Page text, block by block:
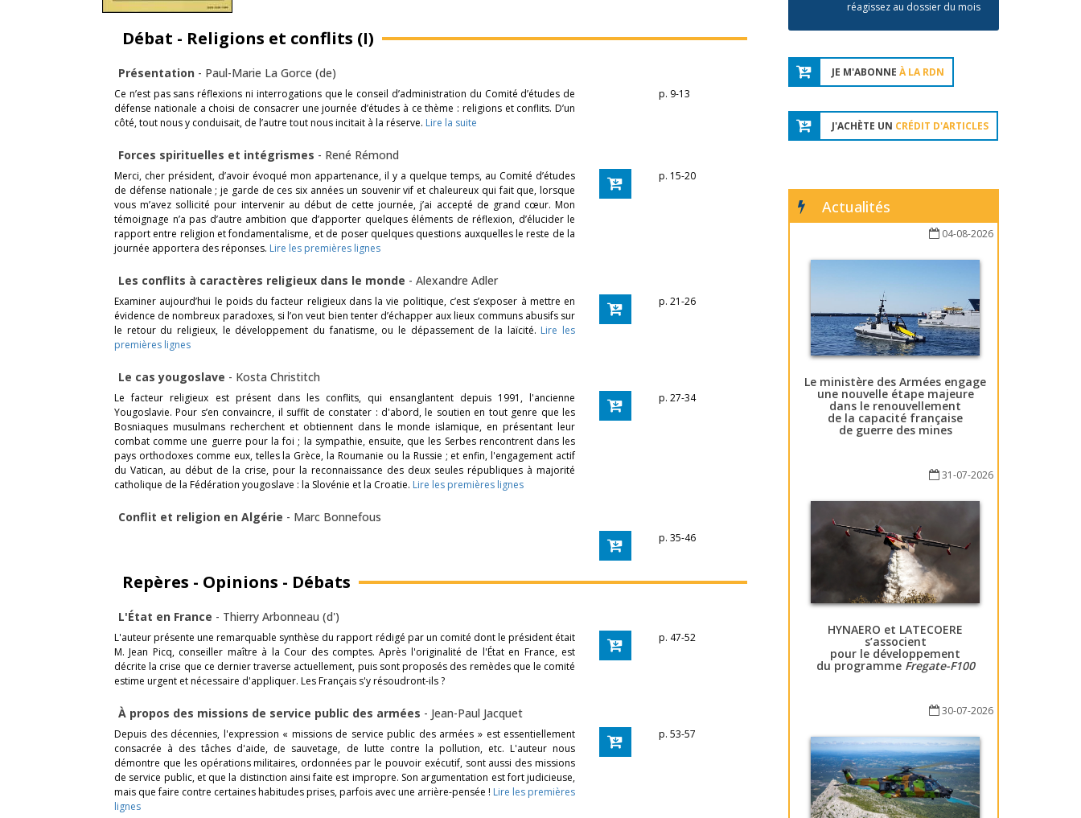
Débat - Religions et conflits (I)
Présentation - Paul-Marie La Gorce (de)
Ce n’est pas sans réflexions ni interrogations que le conseil d’administration du Comité d’études de
défense nationale a choisi de consacrer une journée d’études à ce thème : religions et conflits. D’un
côté, tout nous y conduisait, de l’autre tout nous incitait à la réserve. Lire la suite
p. 9-13
Forces spirituelles et intégrismes - René Rémond
Merci, cher président, d’avoir évoqué mon appartenance, il y a quelque temps, au Comité d’études
de défense nationale ; je garde de ces six années un souvenir vif et chaleureux qui fait que, lorsque
vous m’avez sollicité pour intervenir au début de cette journée, j’ai accepté de grand cœur. Mon
témoignage n’a pas d’autre ambition que d’apporter quelques éléments de réflexion, d’élucider le
rapport entre religion et fondamentalisme, et de poser quelques questions auxquelles le reste de la
journée apportera des réponses. Lire les premières lignes
p. 15-20
Les conflits à caractères religieux dans le monde - Alexandre Adler
Examiner aujourd’hui le poids du facteur religieux dans la vie politique, c’est s’exposer à mettre en
évidence de nombreux paradoxes, si l’on veut bien tenter d’échapper aux lieux communs abusifs sur
le retour du religieux, le développement du fanatisme, ou le dépassement de la laïcité. Lire les
premières lignes
p. 21-26
Le cas yougoslave - Kosta Christitch
Le facteur religieux est présent dans les conflits, qui ensanglantent depuis 1991, l'ancienne
Yougoslavie. Pour s’en convaincre, il suffit de constater : d'abord, le soutien en tout genre que les
Bosniaques musulmans recherchent et obtiennent dans le monde islamique, en présentant leur
combat comme une guerre pour la foi ; la sympathie, ensuite, que les Serbes rencontrent dans les
pays orthodoxes comme eux, telles la Grèce, la Roumanie ou la Russie ; et enfin, l'engagement actif
du Vatican, au début de la crise, pour la reconnaissance des deux seules républiques à majorité
catholique de la Fédération yougoslave : la Slovénie et la Croatie. Lire les premières lignes
p. 27-34
Conflit et religion en Algérie - Marc Bonnefous
p. 35-46
Repères - Opinions - Débats
L'État en France - Thierry Arbonneau (d')
L'auteur présente une remarquable synthèse du rapport rédigé par un comité dont le président était
M. Jean Picq, conseiller maître à la Cour des comptes. Après l'originalité de l'État en France, est
décrite la crise que ce dernier traverse actuellement, puis sont proposés des remèdes que le comité
estime urgent et nécessaire d'appliquer. Les Français s'y résoudront-ils ?
p. 47-52
À propos des missions de service public des armées - Jean-Paul Jacquet
Depuis des décennies, l'expression « missions de service public des armées » est essentiellement
consacrée à des tâches d'aide, de sauvetage, de lutte contre la pollution, etc. L'auteur nous
démontre que les opérations militaires, ordonnées par le pouvoir exécutif, sont aussi des missions
de service public, et que la distinction ainsi faite est impropre. Son argumentation est fort judicieuse,
mais que faire contre certaines habitudes prises, parfois avec une arrière-pensée ! Lire les premières
lignes
p. 53-57
réagissez au dossier du mois
JE M'ABONNE À LA RDN
J'ACHÈTE UN CRÉDIT D'ARTICLES
Actualités
04-08-2026
Le ministère des Armées engage
une nouvelle étape majeure
dans le renouvellement
de la capacité française
de guerre des mines
31-07-2026
HYNAERO et LATECOERE
s’associent
pour le développement
du programme Fregate-F100
30-07-2026